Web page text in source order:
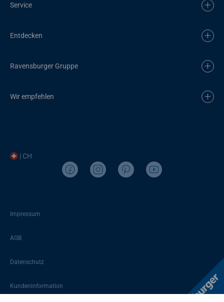
Service
Entdecken
Ravensburger Gruppe
Wir empfehlen
| CH
Impressum
AGB
Datenschutz
Kundeninformation